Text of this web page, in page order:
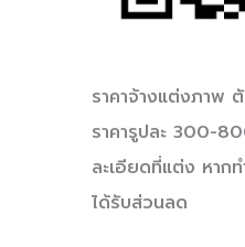
ราคาจ้างแต่งภาพ
ราคารูปละ 300-
ละเอียดที่แต่ง หาก
ได้รับส่วนลด